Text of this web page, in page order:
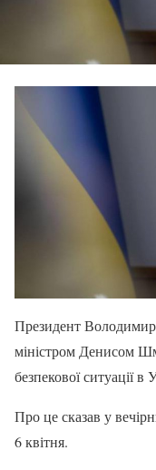
Президент Володимир
міністром Денисом
безпекової ситуації в
Про це сказав у
6 квітня.